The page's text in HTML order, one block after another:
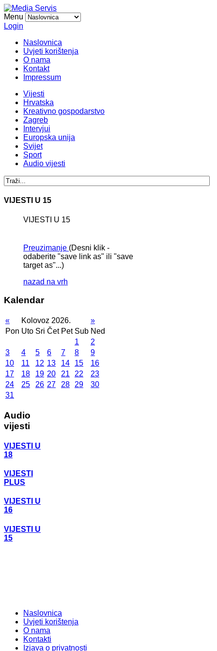
Menu
Login
Naslovnica
Uvjeti korištenja
O nama
Kontakt
Impressum
Vijesti
Hrvatska
Kreativno gospodarstvo
Zagreb
Intervjui
Europska unija
Svijet
Sport
Audio vijesti
VIJESTI U 15
VIJESTI U 15
Preuzimanje (Desni klik -
odaberite "save link as" ili "save
target as"...)
nazad na vrh
Kalendar
« Kolovoz 2026.
»
Pon Uto Sri Čet Pet Sub Ned
1
2
3
4 5 6 7 8
9
10
11 12 13 14 15
16
17
18 19 20 21 22
23
24
25 26 27 28 29
30
31
Audio
vijesti
VIJESTI U
18
VIJESTI
PLUS
VIJESTI U
16
VIJESTI U
15
Naslovnica
Uvjeti korištenja
O nama
Kontakti
Izjava o privatnosti